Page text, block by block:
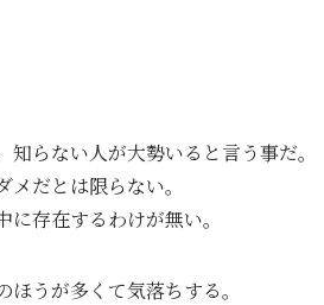
らない人が大勢いると言う事だ。
だとは限らない。
存在するわけが無い。
うが多くて気落ちする。